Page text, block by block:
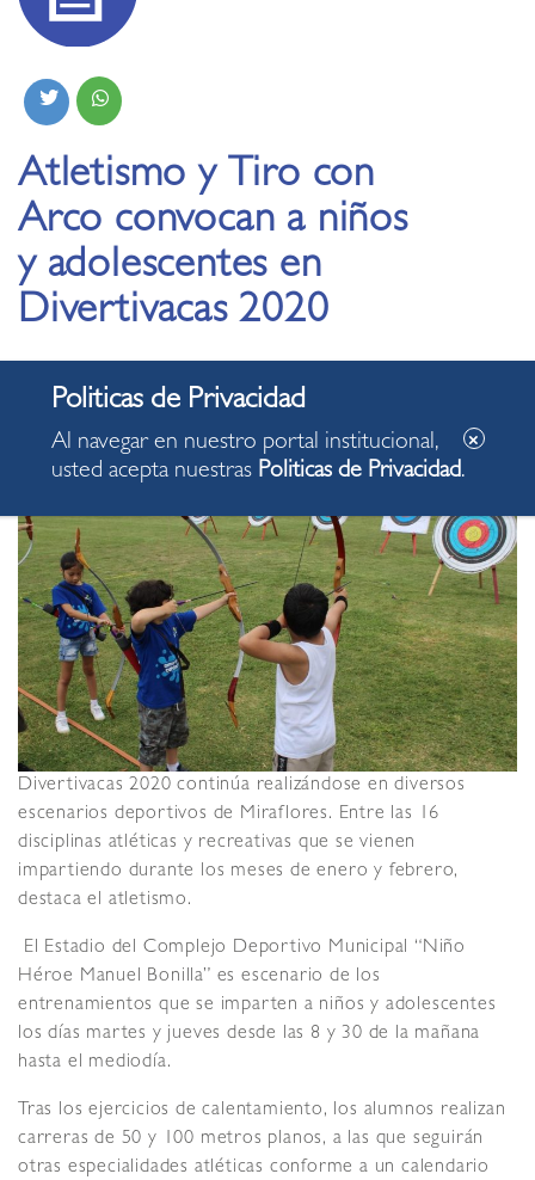
Atletismo y Tiro con
Arco convocan a niños
y adolescentes en
Divertivacas 2020
28.01.2020
Divertivacas 2020 continúa realizándose en diversos
escenarios deportivos de Miraflores. Entre las 16
disciplinas atléticas y recreativas que se vienen
impartiendo durante los meses de enero y febrero,
destaca el atletismo.
El Estadio del Complejo Deportivo Municipal “Niño
Héroe Manuel Bonilla” es escenario de los
entrenamientos que se imparten a niños y adolescentes
los días martes y jueves desde las 8 y 30 de la mañana
hasta el mediodía.
Tras los ejercicios de calentamiento, los alumnos realizan
carreras de 50 y 100 metros planos, a las que seguirán
otras especialidades atléticas conforme a un calendario
Al navegar en nuestro portal institucional,
usted acepta nuestras Politicas de Privacidad.